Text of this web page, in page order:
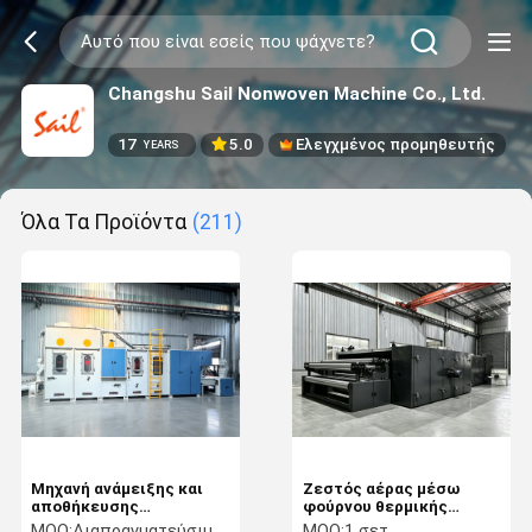
Changshu Sail Nonwoven Machine Co., Ltd.
17 YEARS 5.0 Ελεγχμένος προμηθευτής
Όλα Τα Προϊόντα (211)
Μηχανή ανάμειξης και
αποθήκευσης
συνδυασμού
Ζεστός αέρας μέσω
φούρνου θερμικής
συγκόλλησης για γραμμή